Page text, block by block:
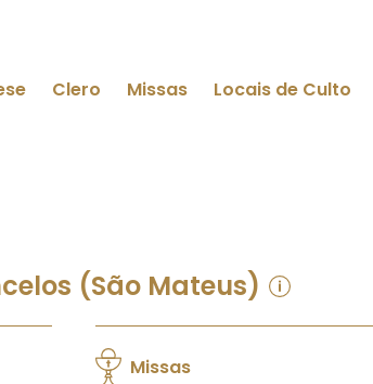
Clero Missas Locais de Culto
(São Mateus)
Missas